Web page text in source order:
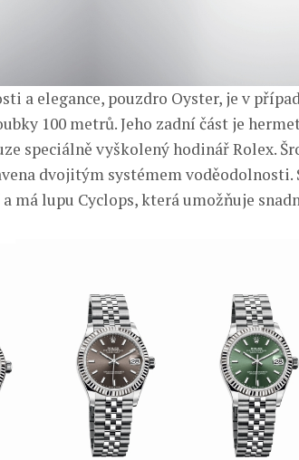
a elegance, pouzdro Oyster, je v
100 metrů. Jeho zadní část je
speciálně vyškolený hodinář Rolex.
dvojitým systémem voděodolnosti.
má lupu Cyclops, která umožňuje